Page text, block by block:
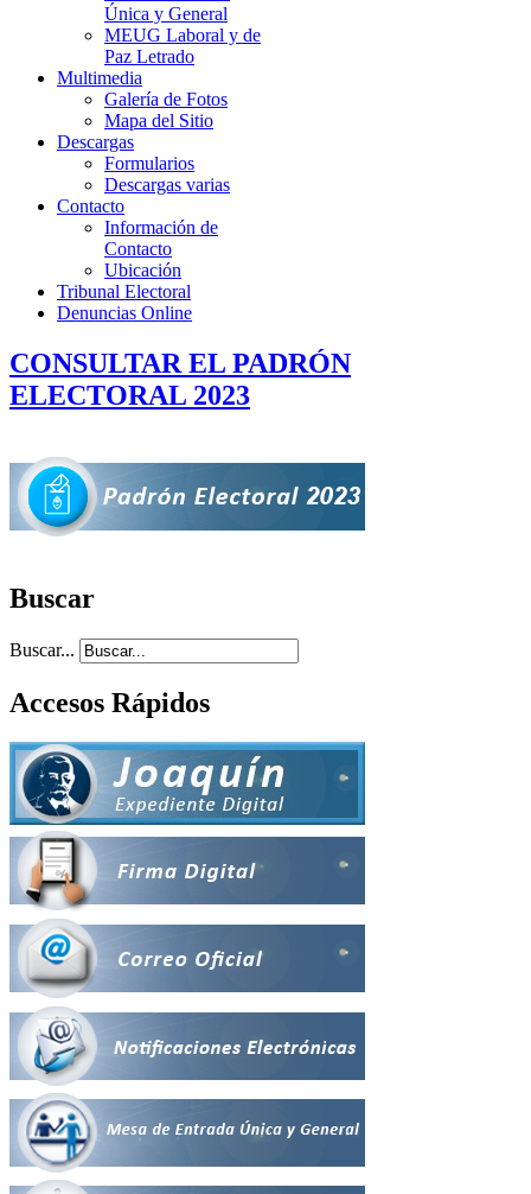
Única y General
MEUG Laboral y de
Paz Letrado
Multimedia
Galería de Fotos
Mapa del Sitio
Descargas
Formularios
Descargas varias
Contacto
Información de
Contacto
Ubicación
Tribunal Electoral
Denuncias Online
CONSULTAR EL PADRÓN
ELECTORAL 2023
Buscar
Buscar...
Accesos Rápidos